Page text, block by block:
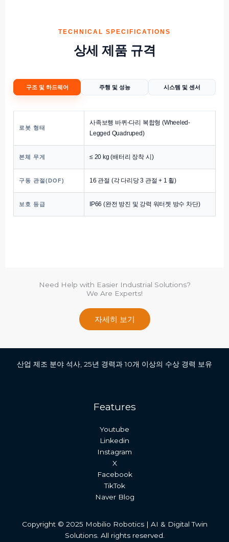
TECHNICAL SPECIFICATIONS
상세 제품 규격
구조 및 하드웨어 주행 및 성능 시스템 및 센서
로봇 형태
사족보행 바퀴-다리 복합형 (Wheeled-
Legged Quadruped)
본체 무게 ≤ 20 kg (배터리 장착 시)
구동 관절(DOF) 16 관절 (각 다리당 3 관절 + 1 휠)
보호 등급 IP66 (완전 방진 및 강력 워터젯 방수 차단)
Need Help with Easier Industrial Solutions?
We Are Experts!
자세히 보기
산업 제조 분야 석사, 25년 경력과 10개 이상의 수상 경력 보유
Features
Youtube
Linkedin
Instagram
X
Facebook
TikTok
Naver Blog
Copyright © 2025 Mobilio Robotics | AI & Digital Twin
Solutions. All rights reserved.
日本語